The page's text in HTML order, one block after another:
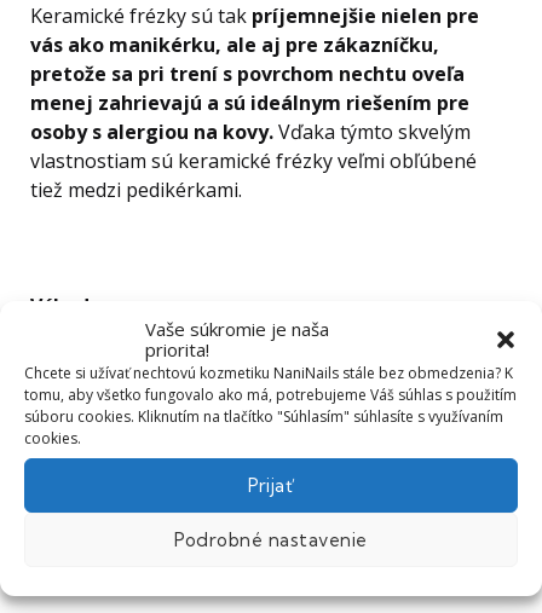
Vaše súkromie je naša
priorita!
Chcete si užívať nechtovú kozmetiku NaniNails stále bez obmedzenia? K
tomu, aby všetko fungovalo ako má, potrebujeme Váš súhlas s použitím
súboru cookies. Kliknutím na tlačítko "Súhlasím" súhlasíte s využívaním
cookies.
Prijať
Podrobné nastavenie
Keramické frézky sú tak príjemnejšie nielen pre
vás ako manikérku, ale aj pre zákazníčku,
pretože sa pri trení s povrchom nechtu oveľa
menej zahrievajú a sú ideálnym riešením pre
osoby s alergiou na kovy.Vďaka týmto skvelým
vlastnostiam sú keramické frézky veľmi obľúbené
tiež medzi pedikérkami.
Výhody:
+ príjemne sa s nimi pracuje, šetria vaše ruky
+ spoľahlivo odstránia gél, akryl aj stvrdnutú kožu na
rukách i nohách
+ majú veľmi dlhú životnosť a vysokú odolnosť